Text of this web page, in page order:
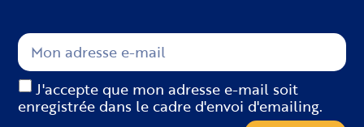
J'accepte que mon adresse e-mail soit
enregistrée dans le cadre d'envoi d'emailing.